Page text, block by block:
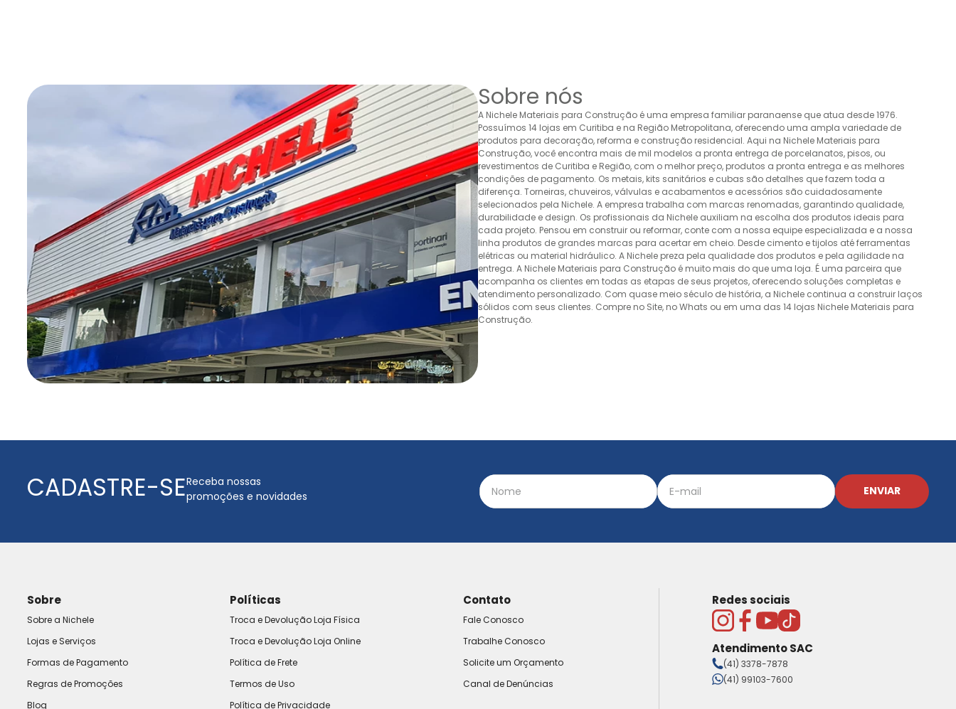
Sobre nós
A Nichele Materiais para Construção é uma empresa familiar paranaense que atua desde 1976.
Possuímos 14 lojas em Curitiba e na Região Metropolitana, oferecendo uma ampla variedade de
produtos para decoração, reforma e construção residencial. Aqui na Nichele Materiais para
Construção, você encontra mais de mil modelos a pronta entrega de porcelanatos, pisos, ou
revestimentos de Curitiba e Região, com o melhor preço, produtos a pronta entrega e as melhores
condições de pagamento. Os metais, kits sanitários e cubas são detalhes que fazem toda a
diferença. Torneiras, chuveiros, válvulas e acabamentos e acessórios são cuidadosamente
selecionados pela Nichele. A empresa trabalha com marcas renomadas, garantindo qualidade,
durabilidade e design. Os profissionais da Nichele auxiliam na escolha dos produtos ideais para
cada projeto. Pensou em construir ou reformar, conte com a nossa equipe especializada e a nossa
linha produtos de grandes marcas para acertar em cheio. Desde cimento e tijolos até ferramentas
elétricas ou material hidráulico. A Nichele preza pela qualidade dos produtos e pela agilidade na
entrega. A Nichele Materiais para Construção é muito mais do que uma loja. É uma parceira que
acompanha os clientes em todas as etapas de seus projetos, oferecendo soluções completas e
atendimento personalizado. Com quase meio século de história, a Nichele continua a construir laços
sólidos com seus clientes. Compre no Site, no Whats ou em uma das 14 lojas Nichele Materiais para
Construção.
CADASTRE-SEReceba nossas
promoções e novidades
ENVIAR
Sobre
Sobre a Nichele
Lojas e Serviços
Formas de Pagamento
Regras de Promoções
Blog
Políticas
Troca e Devolução Loja Física
Troca e Devolução Loja Online
Política de Frete
Termos de Uso
Política de Privacidade
Contato
Fale Conosco
Trabalhe Conosco
Solicite um Orçamento
Canal de Denúncias
Redes sociais
Atendimento SAC
(41) 3378-7878
(41) 99103-7600